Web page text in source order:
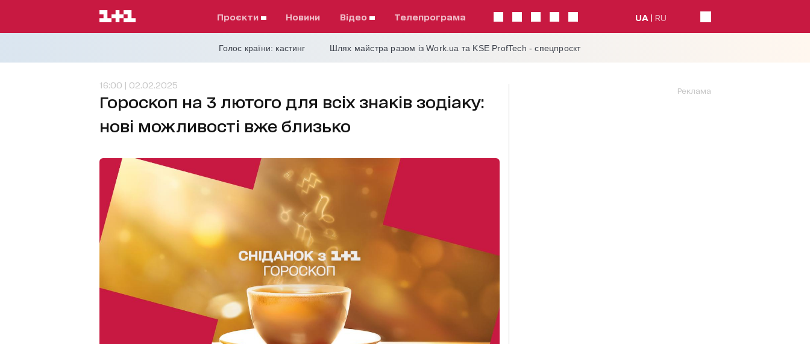
проєкти Новини відео телепрограма UA RU
Голос країни: кастинг Шлях майстра разом із Work.ua та KSE ProfTech - спецпроєкт
16:00 | 02.02.2025
Гороскоп на 3 лютого для всіх знаків зодіаку:
нові можливості вже близько
Реклама